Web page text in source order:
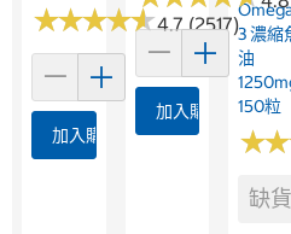
★★★★★
★★★★★4.7 (2517)
加入購物車
加入購物車
3 濃縮
油
150粒
★
★
缺貨